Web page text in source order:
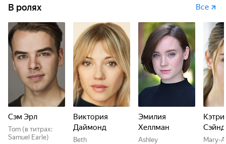
В ролях Все
Сэм Эрл
Tom (в титрах:
Samuel Earle)
Виктория
Даймонд
Beth
Эмилия
Хеллман
Ashley Mary-